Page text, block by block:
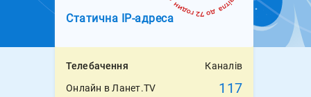
Статична IP-адреса
Телебачення
Каналів
Онлайн в Ланет.TV
117